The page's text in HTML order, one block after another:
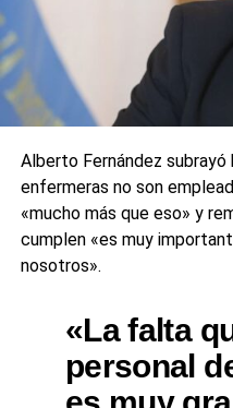
Alberto Fernández
enfermeras no son
«mucho más que eso» y
cumplen «es muy
nosotros».
«La falta
personal